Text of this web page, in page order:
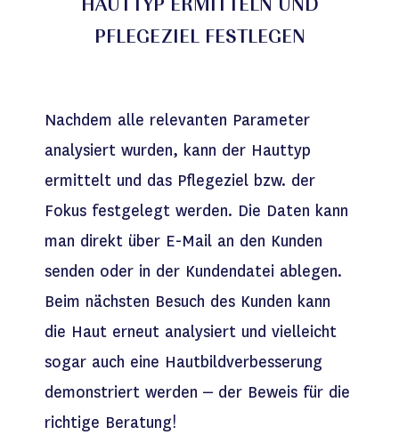
HAUTTYP ERMITTELN UND
PFLEGEZIEL FESTLEGEN
Nachdem alle relevanten Parameter
analysiert wurden, kann der Hauttyp
ermittelt und das Pflegeziel bzw. der
Fokus festgelegt werden. Die Daten kann
man direkt über E-Mail an den Kunden
senden oder in der Kundendatei ablegen.
Beim nächsten Besuch des Kunden kann
die Haut erneut analysiert und vielleicht
sogar auch eine Hautbildverbesserung
demonstriert werden – der Beweis für die
richtige Beratung!